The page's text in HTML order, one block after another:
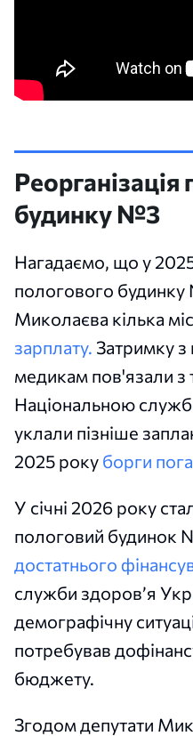
будинку №3
Нагадаємо, що у
пологового
Миколаєва кілька
зарплату. Затримку
медикам пов'язали з
Національною
уклали пізніше
2025 року борги
У січні 2026 року
пологовий будинок
достатнього
служби здоров’я
демографічну
потребував
бюджету.
Згодом депутати